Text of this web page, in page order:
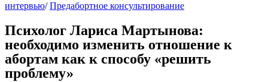
интервью/Предабортное консультирование
Психолог Лариса Мартынова:
необходимо изменить отношение к
абортам как к способу «решить
проблему»